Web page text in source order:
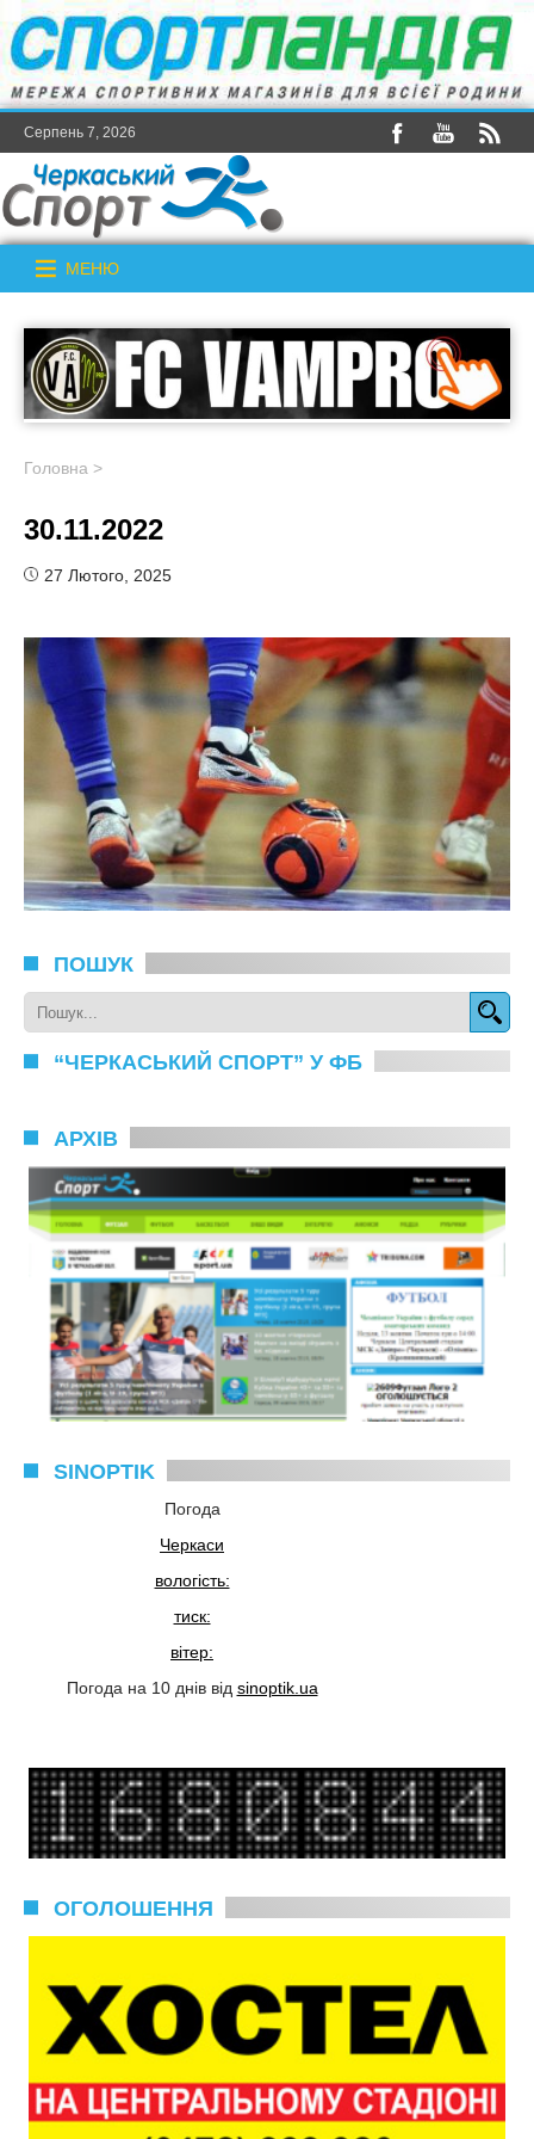
Серпень 7, 2026
МЕНЮ
Головна >
30.11.2022
27 Лютого, 2025
ПОШУК
“ЧЕРКАСЬКИЙ СПОРТ” У ФБ
АРХІВ
SINOPTIK
Погода
Черкаси
вологість:
тиск:
вітер:
Погода на 10 днів від sinoptik.ua
ОГОЛОШЕННЯ